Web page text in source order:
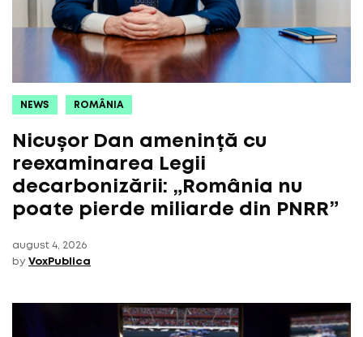
NEWS ROMÂNIA
Nicușor Dan amenință cu
reexaminarea Legii
decarbonizării: „România nu
poate pierde miliarde din PNRR”
august 4, 2026
by VoxPublica